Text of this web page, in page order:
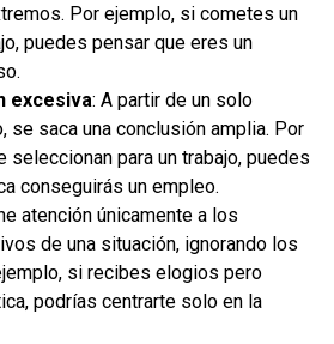
Por ejemplo, si cometes un
puedes pensar que eres un
excesiva: A partir de un solo
se saca una conclusión amplia. Por
seleccionan para un trabajo, puedes
conseguirás un empleo.
atención únicamente a los
de una situación, ignorando los
si recibes elogios pero
podrías centrarte solo en la